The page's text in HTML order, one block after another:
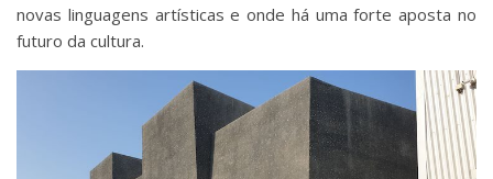
novas linguagens artísticas e onde há uma forte aposta no
futuro da cultura.